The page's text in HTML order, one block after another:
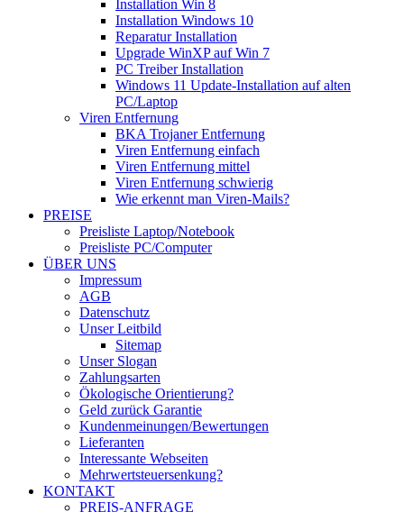
Installation Win 8
Installation Windows 10
Reparatur Installation
Upgrade WinXP auf Win 7
PC Treiber Installation
Windows 11 Update-Installation auf alten
PC/Laptop
Viren Entfernung
BKA Trojaner Entfernung
Viren Entfernung einfach
Viren Entfernung mittel
Viren Entfernung schwierig
Wie erkennt man Viren-Mails?
PREISE
Preisliste Laptop/Notebook
Preisliste PC/Computer
ÜBER UNS
Impressum
AGB
Datenschutz
Unser Leitbild
Sitemap
Unser Slogan
Zahlungsarten
Ökologische Orientierung?
Geld zurück Garantie
Kundenmeinungen/Bewertungen
Lieferanten
Interessante Webseiten
Mehrwertsteuersenkung?
KONTAKT
PREIS-ANFRAGE